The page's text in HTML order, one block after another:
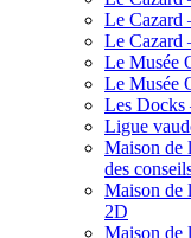
Le Cazard
Le Cazard
Le Musée
Le Musée
Les Docks
Ligue
Maison de
des
Maison de
2D
Maison de